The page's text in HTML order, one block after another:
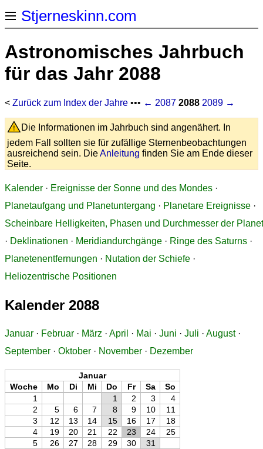
Stjerneskinn.com
Astronomisches Jahrbuch
für das Jahr 2088
< Zurück zum Index der Jahre ••• ← 2087 2088 2089 →
Die Informationen im Jahrbuch sind angenähert. In
jedem Fall sollten sie für zufällige Sternenbeobachtungen
ausreichend sein. DieAnleitung finden Sie am Ende dieser
Seite.
Kalender · Ereignisse der Sonne und des Mondes ·
Planetaufgang und Planetuntergang · Planetare Ereignisse ·
Scheinbare Helligkeiten, Phasen und Durchmesser der
· Deklinationen · Meridiandurchgänge · Ringe des Saturns ·
Planetenentfernungen · Nutation der Schiefe ·
Heliozentrische Positionen
Kalender 2088
Januar · Februar · März · April · Mai · Juni · Juli · August·
September · Oktober · November · Dezember
Januar
Woche
Mo Di Mi Do Fr Sa
So
1
1 2 3
4
2
5 6 7 8 9 10
11
3
12 13 14 15 16 17
18
4
19 20 21 22 23 24
25
5
26 27 28 29 30 31